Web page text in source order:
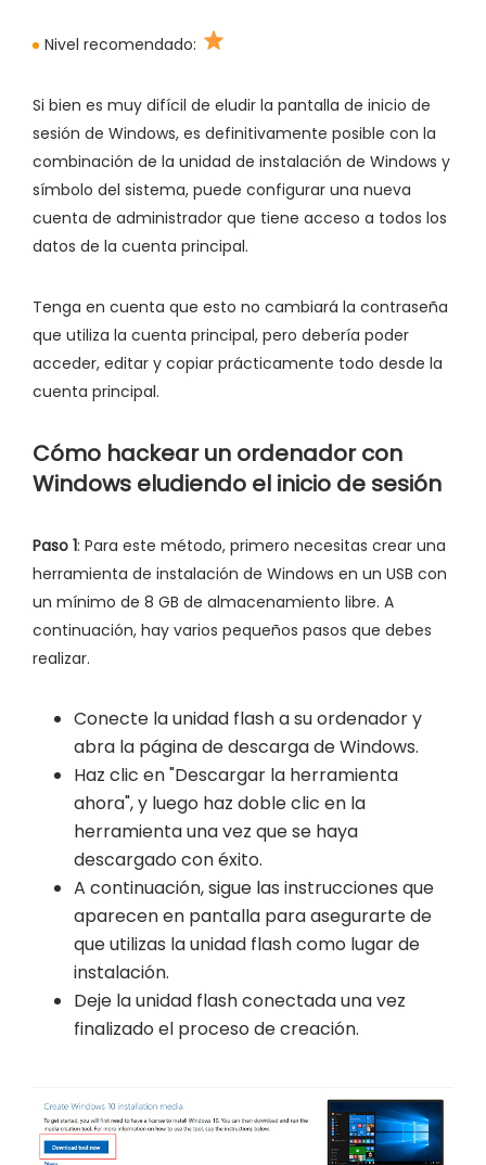
Nivel recomendado:
Si bien es muy difícil de eludir la pantalla de inicio de
sesión de Windows, es definitivamente posible con la
combinación de la unidad de instalación de Windows y
símbolo del sistema, puede configurar una nueva
cuenta de administrador que tiene acceso a todos los
datos de la cuenta principal.
Tenga en cuenta que esto no cambiará la contraseña
que utiliza la cuenta principal, pero debería poder
acceder, editar y copiar prácticamente todo desde la
cuenta principal.
Cómo hackear un ordenador con
Windows eludiendo el inicio de sesión
Paso 1: Para este método, primero necesitas crear una
herramienta de instalación de Windows en un USB con
un mínimo de 8 GB de almacenamiento libre. A
continuación, hay varios pequeños pasos que debes
realizar.
Conecte la unidad flash a su ordenador y
abra la página de descarga de Windows.
Haz clic en "Descargar la herramienta
ahora", y luego haz doble clic en la
herramienta una vez que se haya
descargado con éxito.
A continuación, sigue las instrucciones que
aparecen en pantalla para asegurarte de
que utilizas la unidad flash como lugar de
instalación.
Deje la unidad flash conectada una vez
finalizado el proceso de creación.